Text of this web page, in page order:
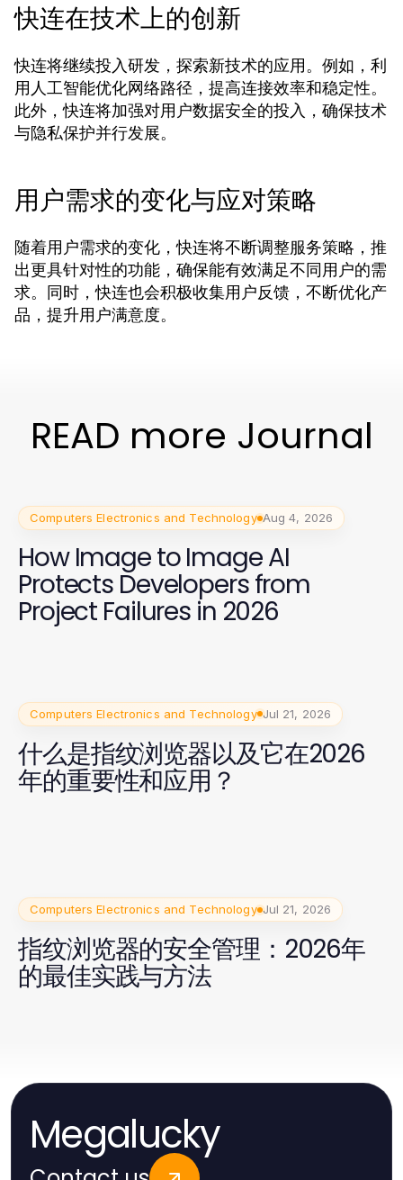
快连在技术上的创新
快连将继续投入研发，探索新技术的应用。例如，利
用人工智能优化网络路径，提高连接效率和稳定性。
此外，快连将加强对用户数据安全的投入，确保技术
与隐私保护并行发展。
用户需求的变化与应对策略
随着用户需求的变化，快连将不断调整服务策略，推
出更具针对性的功能，确保能有效满足不同用户的需
求。同时，快连也会积极收集用户反馈，不断优化产
品，提升用户满意度。
READ more Journal
Computers Electronics and Technology Aug 4, 2026
How Image to Image AI
Protects Developers from
Project Failures in 2026
Computers Electronics and Technology Jul 21, 2026
什么是指纹浏览器以及它在2026
年的重要性和应用？
Computers Electronics and Technology Jul 21, 2026
指纹浏览器的安全管理：2026年
的最佳实践与方法
Megalucky